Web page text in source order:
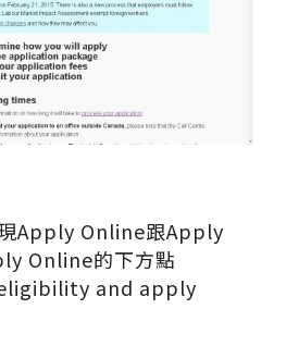
Apply Online跟Apply
Online的下方點
and apply